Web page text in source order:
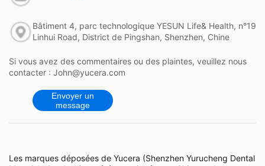
Bâtiment 4, parc technologique YESUN Life& Health, n°19
Linhui Road, District de Pingshan, Shenzhen, Chine
Si vous avez des commentaires ou des plaintes, veuillez nous
contacter : John@yucera.com
Envoyer un
message
Les marques déposées de Yucera (Shenzhen Yurucheng Dental